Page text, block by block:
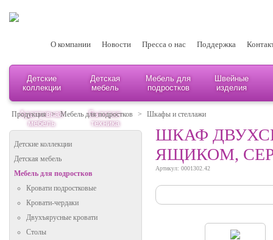
О компании Новости Пресса о нас Поддержка
Детские
коллекции
Детская
мебель
Мебель для
подростков
Швейные
изделия
Адаптивная
мебель
Бытовая
техника
Продукция > Мебель для подростков > Шкафы и стеллажи
Детские коллекции
Детская мебель
Мебель для подростков
Кровати подростковые
Кровати-чердаки
Двухъярусные кровати
Столы
ШКАФ
ЯЩИКОМ,
Артикул: 0001302.42